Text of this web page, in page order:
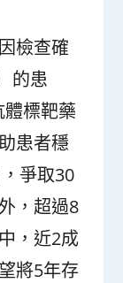
檢查確
的患
體標靶藥
患者穩
爭取30
，超過8
，近2成
將5年存